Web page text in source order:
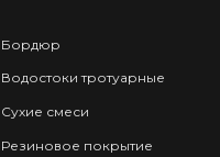
Бордюр
Водостоки тротуарные
Сухие смеси
Резиновое покрытие